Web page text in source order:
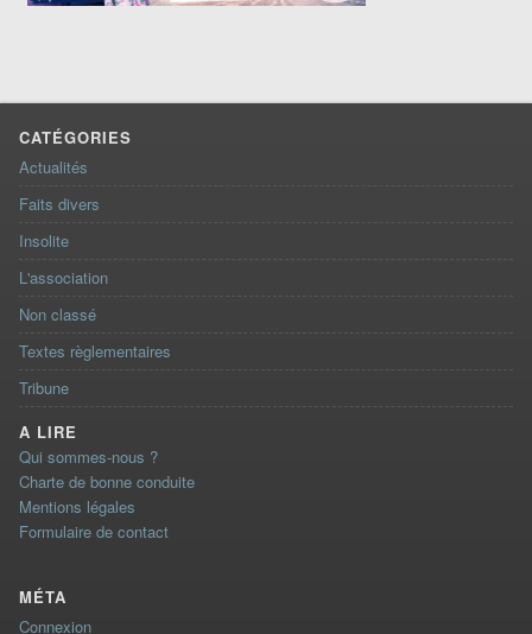
CATÉGORIES
Actualités
Faits divers
Insolite
L'association
Non classé
Textes règlementaires
Tribune
A LIRE
Qui sommes-nous ?
Charte de bonne conduite
Mentions légales
Formulaire de contact
MÉTA
Connexion